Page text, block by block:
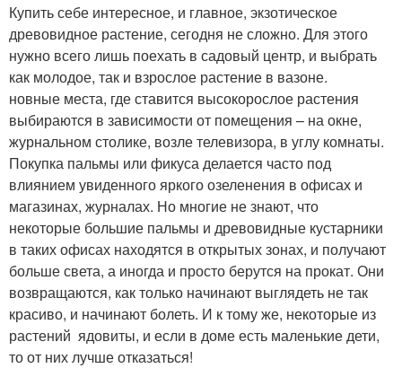
Купить себе интересное, и главное, экзотическое
древовидное растение, сегодня не сложно. Для этого
нужно всего лишь поехать в садовый центр, и выбрать
как молодое, так и взрослое растение в вазоне.
новные места, где ставится высокорослое растения
выбираются в зависимости от помещения – на окне,
журнальном столике, возле телевизора, в углу комнаты.
Покупка пальмы или фикуса делается часто под
влиянием увиденного яркого озеленения в офисах и
магазинах, журналах. Но многие не знают, что
некоторые большие пальмы и древовидные кустарники
в таких офисах находятся в открытых зонах, и получают
больше света, а иногда и просто берутся на прокат. Они
возвращаются, как только начинают выглядеть не так
красиво, и начинают болеть. И к тому же, некоторые из
растений ядовиты, и если в доме есть маленькие дети,
то от них лучше отказаться!